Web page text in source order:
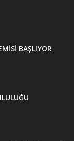
BAŞLIYOR